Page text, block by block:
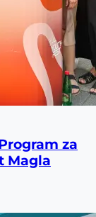
za
Magla